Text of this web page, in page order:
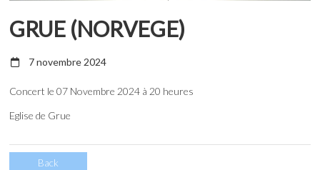
GRUE (NORVEGE)
7 novembre 2024
Concert le 07 Novembre 2024 à 20 heures
Eglise de Grue
Back